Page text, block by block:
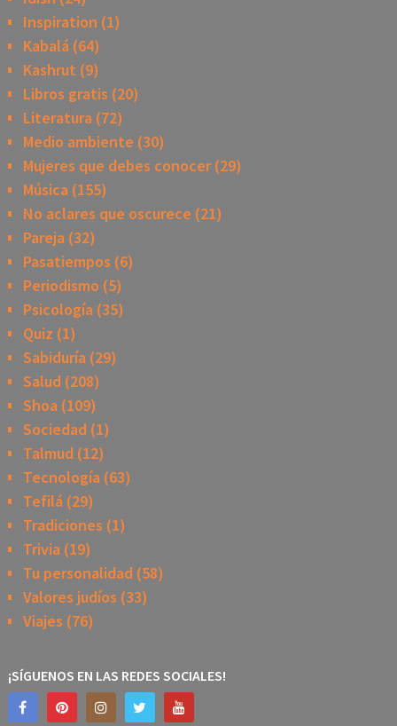
Inspiration (1)
Kabalá(64)
Kashrut (9)
Libros gratis (20)
Literatura(72)
Medio ambiente (30)
Mujeres que debes conocer(29)
Música(155)
No aclares que oscurece (21)
Pareja(32)
Pasatiempos (6)
Periodismo (5)
Psicología(35)
Quiz (1)
Sabiduría(29)
Salud (208)
Shoa(109)
Sociedad(1)
Talmud (12)
Tecnología(63)
Tefilá(29)
Tradiciones (1)
Trivia(19)
Tu personalidad(58)
Valores judíos (33)
Viajes (76)
¡SÍGUENOS EN LAS REDES SOCIALES!